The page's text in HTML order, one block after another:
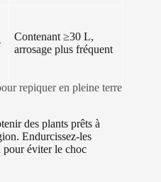
Contenant ≥30 L,
arrosage plus fréquent
repiquer en pleine terre
des plants prêts à
Endurcissez-les
pour éviter le choc